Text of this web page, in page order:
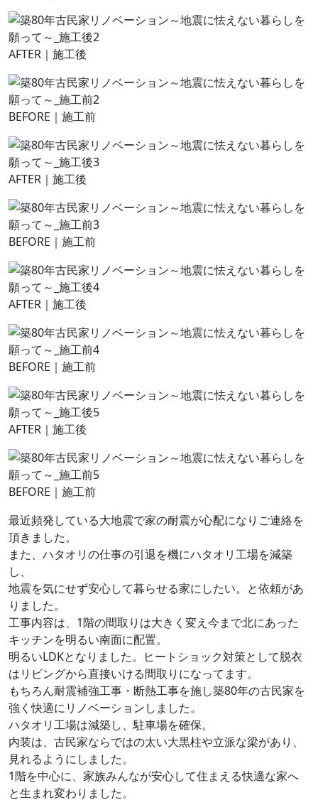
AFTER｜施工後
BEFORE｜施工前
AFTER｜施工後
BEFORE｜施工前
AFTER｜施工後
BEFORE｜施工前
AFTER｜施工後
BEFORE｜施工前
最近頻発している大地震で家の耐震が心配になりご連絡を
頂きました。
また、ハタオリの仕事の引退を機にハタオリ工場を減築
し、
地震を気にせず安心して暮らせる家にしたい。と依頼があ
りました。
工事内容は、1階の間取りは大きく変え今まで北にあった
キッチンを明るい南面に配置。
明るいLDKとなりました。ヒートショック対策として脱衣
はリビングから直接いける間取りになってます。
もちろん耐震補強工事・断熱工事を施し築80年の古民家を
強く快適にリノベーションしました。
ハタオリ工場は減築し、駐車場を確保。
内装は、古民家ならではの太い大黒柱や立派な梁があり、
見れるようにしました。
1階を中心に、家族みんなが安心して住まえる快適な家へ
と生まれ変わりました。